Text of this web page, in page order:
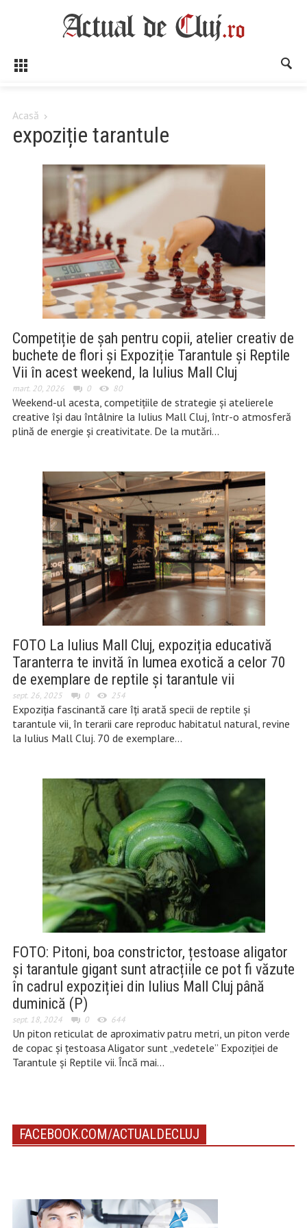
Acasă
expoziție tarantule
Competiție de șah pentru copii, atelier creativ de
buchete de flori și Expoziție Tarantule și Reptile
Vii în acest weekend, la Iulius Mall Cluj
mart. 20, 2026 0 80
Weekend-ul acesta, competițiile de strategie și atelierele
creative își dau întâlnire la Iulius Mall Cluj, într-o atmosferă
plină de energie și creativitate. De la mutări…
FOTO La Iulius Mall Cluj, expoziția educativă
Taranterra te invită în lumea exotică a celor 70
de exemplare de reptile și tarantule vii
sept. 26, 2025 0 254
Expoziția fascinantă care îți arată specii de reptile și
tarantule vii, în terarii care reproduc habitatul natural, revine
la Iulius Mall Cluj. 70 de exemplare…
FOTO: Pitoni, boa constrictor, țestoase aligator
și tarantule gigant sunt atracțiile ce pot fi văzute
în cadrul expoziției din Iulius Mall Cluj până
duminică (P)
sept. 18, 2024 0 644
Un piton reticulat de aproximativ patru metri, un piton verde
de copac și țestoasa Aligator sunt „vedetele” Expoziției de
Tarantule și Reptile vii. Încă mai…
FACEBOOK.COM/ACTUALDECLUJ